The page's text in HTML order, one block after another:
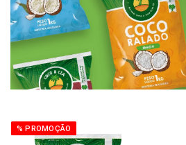
% PROMOÇÃO